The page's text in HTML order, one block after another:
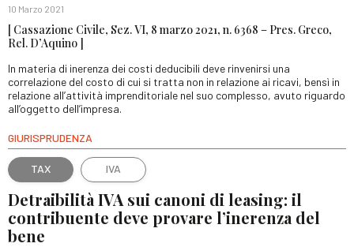
10 Marzo 2021
[ Cassazione Civile, Sez. VI, 8 marzo 2021, n. 6368 – Pres. Greco,
Rel. D’Aquino ]
In materia di inerenza dei costi deducibili deve rinvenirsi una
correlazione del costo di cui si tratta non in relazione ai ricavi, bensì in
relazione all’attività imprenditoriale nel suo complesso, avuto riguardo
all’oggetto dell’impresa.
GIURISPRUDENZA
TAX IVA
Detraibilità IVA sui canoni di leasing: il
contribuente deve provare l’inerenza del
bene